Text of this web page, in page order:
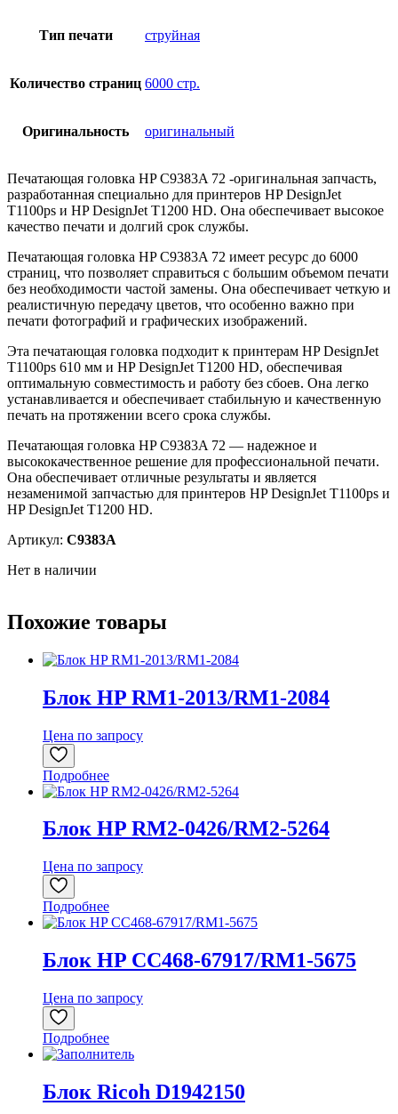
Тип печати струйная
Количество страниц 6000 стр.
Оригинальность оригинальный
Печатающая головка HP C9383A 72 -оригинальная запчасть,
разработанная специально для принтеров HP DesignJet
T1100ps и HP DesignJet T1200 HD. Она обеспечивает высокое
качество печати и долгий срок службы.
Печатающая головка HP C9383A 72 имеет ресурс до 6000
страниц, что позволяет справиться с большим объемом печати
без необходимости частой замены. Она обеспечивает четкую и
реалистичную передачу цветов, что особенно важно при
печати фотографий и графических изображений.
Эта печатающая головка подходит к принтерам HP DesignJet
T1100ps 610 мм и HP DesignJet T1200 HD, обеспечивая
оптимальную совместимость и работу без сбоев. Она легко
устанавливается и обеспечивает стабильную и качественную
печать на протяжении всего срока службы.
Печатающая головка HP C9383A 72 — надежное и
высококачественное решение для профессиональной печати.
Она обеспечивает отличные результаты и является
незаменимой запчастью для принтеров HP DesignJet T1100ps и
HP DesignJet T1200 HD.
Артикул: C9383A
Нет в наличии
Похожие товары
Блок HP RM1-2013/RM1-2084
Цена по запросу
Подробнее
Блок HP RM2-0426/RM2-5264
Цена по запросу
Подробнее
Блок HP CC468-67917/RM1-5675
Цена по запросу
Подробнее
Блок Ricoh D1942150